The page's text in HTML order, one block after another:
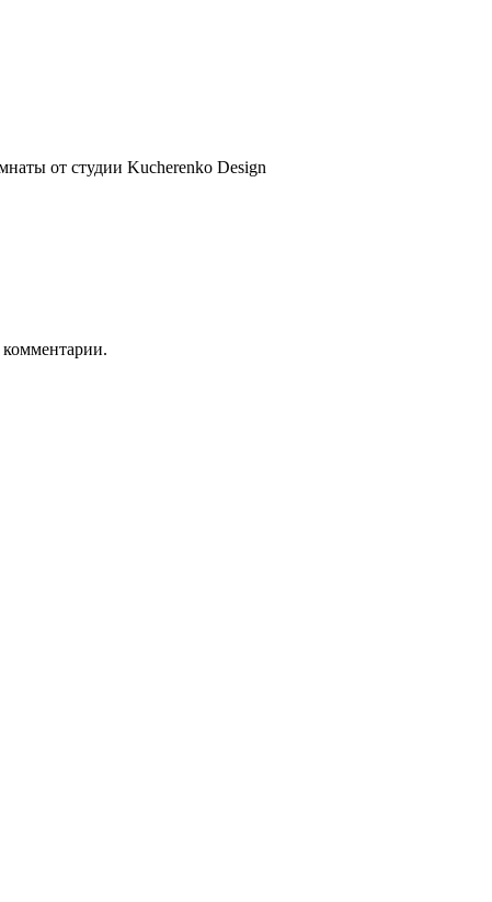
от студии Kucherenko Design
комментарии.